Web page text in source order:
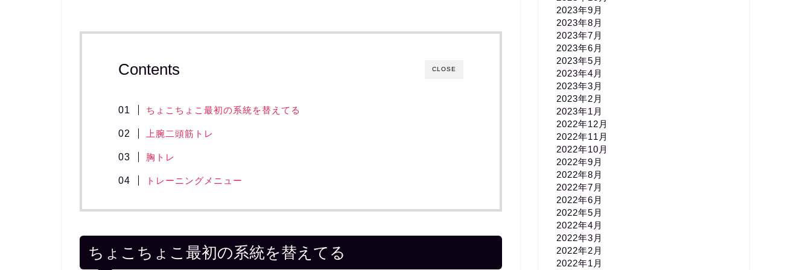
CLOSE
Contents
ちょこちょこ最初の系統を替えてる
上腕二頭筋トレ
胸トレ
トレーニングメニュー
ちょこちょこ最初の系統を替えてる
2023年9月
2023年8月
2023年7月
2023年6月
2023年5月
2023年4月
2023年3月
2023年2月
2023年1月
2022年12月
2022年11月
2022年10月
2022年9月
2022年8月
2022年7月
2022年6月
2022年5月
2022年4月
2022年3月
2022年2月
2022年1月